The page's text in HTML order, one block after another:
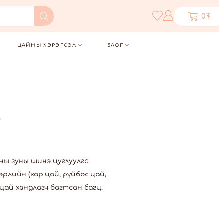
0₮
ЦАЙНЫ ХЭРЭГСЭЛ БЛОГ
зуны шинэ цуглуулга.
(хар цай, рүйбос цай,
хандлагч багтсан багц.